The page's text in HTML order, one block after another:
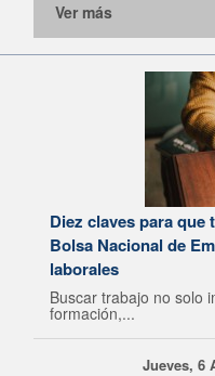
Ver más
Diez claves para
Bolsa Nacional de
laborales
Buscar trabajo no solo
formación,...
Jueves, 6